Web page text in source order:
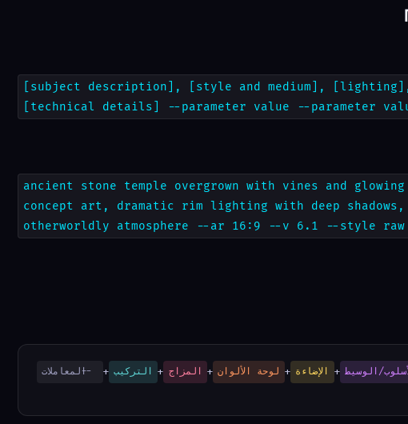
[subject description], [style and medium],
[technical details] --parameter value --parameter
ancient stone temple overgrown with vines and
concept art, dramatic rim lighting with deep shadows,
otherworldly atmosphere --ar 16:9 --v 6.1 --style
الوسيط + الإضاءة + لوحة الألوان + المزاج + التركيب + --المعاملات